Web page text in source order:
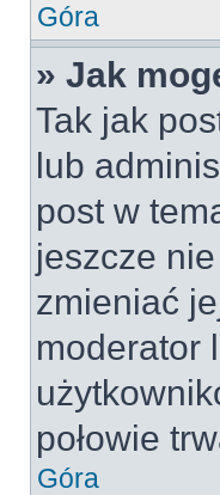
Góra
» Jak
Tak jak
lub
post w
jeszcze
zmieniać
moderator
połowie
Góra